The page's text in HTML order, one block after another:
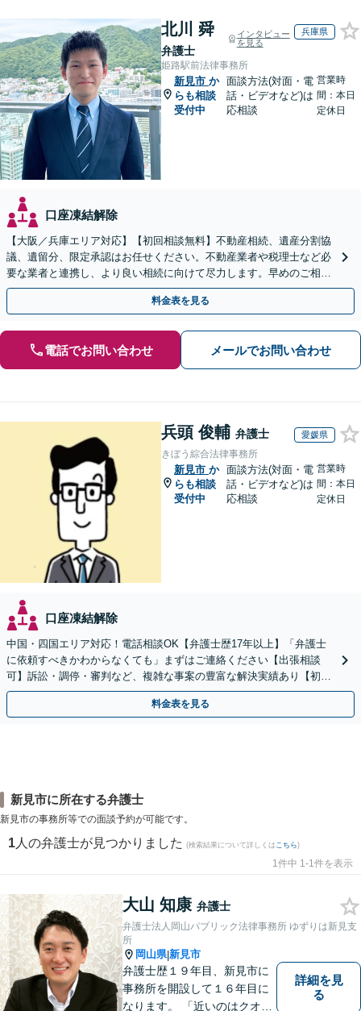
北川 舜
弁護士
インタビュー
を見る
兵庫県
姫路駅前法律事務所
新見市 か
らも相談
受付中
面談方法(対面・電
話・ビデオなど)は
応相談
営業時
間：本日
定休日
口座凍結解除
【大阪／兵庫エリア対応】【初回相談無料】不動産相続、遺産分割協
議、遺留分、限定承認はお任せください。不動産業者や税理士など必
要な業者と連携し、より良い相続に向けて尽力します。早めのご相談
が複雑化を防ぐカギとなります【休日相談可】
料金表を見る
電話でお問い合わせ メールでお問い合わせ
兵頭 俊輔 弁護士 愛媛県
きぼう綜合法律事務所
新見市 か
らも相談
受付中
面談方法(対面・電
話・ビデオなど)は
応相談
営業時
間：本日
定休日
口座凍結解除
中国・四国エリア対応！電話相談OK【弁護士歴17年以上】「弁護士
に依頼すべきかわからなくても」まずはご連絡ください【出張相談
可】訴訟・調停・審判など、複雑な事案の豊富な解決実績あり【初回
相談無料】初回面談のみで解決できるケースもあります
料金表を見る
新見市に所在する弁護士
新見市の事務所等での面談予約が可能です。
1 人の弁護士が見つかりました (検索結果について詳しくは こちら)
1件中 1-1件を表示
大山 知康 弁護士
弁護士法人岡山パブリック法律事務所 ゆずりは新見支
所
岡山県|新見市
弁護士歴１９年目、新見市に
事務所を開設して１６年目に
なります。 「近いのはクオリ
詳細を見
る